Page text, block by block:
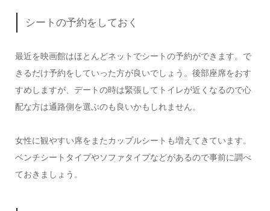
シートの予約をしておく
最近を映画館はほとんどネットでシートの予約ができます。で
きるだけ予約をしていった方が良いでしょう。後部座席をおす
すめしますが、デートの時は緊張してトイレが近くなるので心
配な方は通路側を選ぶのも良いかもしれません。
女性に観やすい席をまたカップルシートも増えてきています。
ベンチシートタイプやソファタイプなどがあるので事前に調べ
ておきましょう。